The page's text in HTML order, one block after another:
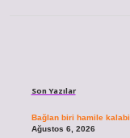
Son Yazılar
Bağlan biri hamile
Ağustos 6, 2026